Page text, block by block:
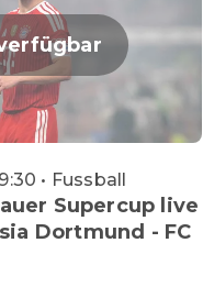
• Fussball
Supercup live
Dortmund - FC